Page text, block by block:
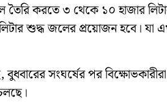
তৈরি করতে ৩ থেকে ১০ হাজার
শুদ্ধ জলের প্রয়োজন হবে। যা
সংঘর্ষের পর বিক্ষোভকারীরা